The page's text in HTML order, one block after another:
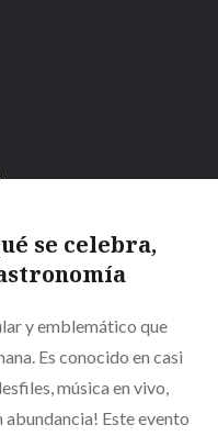
se celebra,
y emblemático que
Es conocido en casi
música en vivo,
abundancia! Este evento